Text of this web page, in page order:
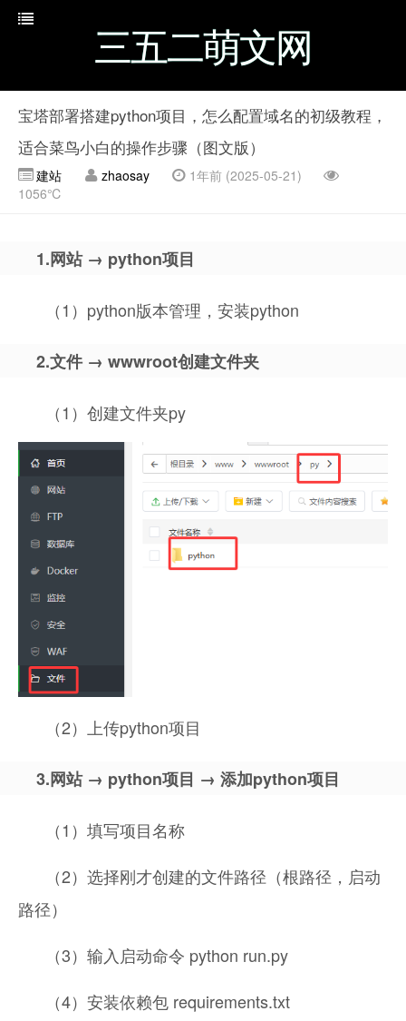
三五二萌文网
宝塔部署搭建python项目，怎么配置域名的初级教程，
适合菜鸟小白的操作步骤（图文版）
建站 zhaosay
1年前 (2025-05-21)
1056℃
1.网站 → python项目
（1）python版本管理，安装python
2.文件 → wwwroot创建文件夹
（1）创建文件夹py
（2）上传python项目
3.网站 → python项目 → 添加python项目
（1）填写项目名称
（2）选择刚才创建的文件路径（根路径，启动
路径）
（3）输入启动命令 python run.py
（4）安装依赖包 requirements.txt